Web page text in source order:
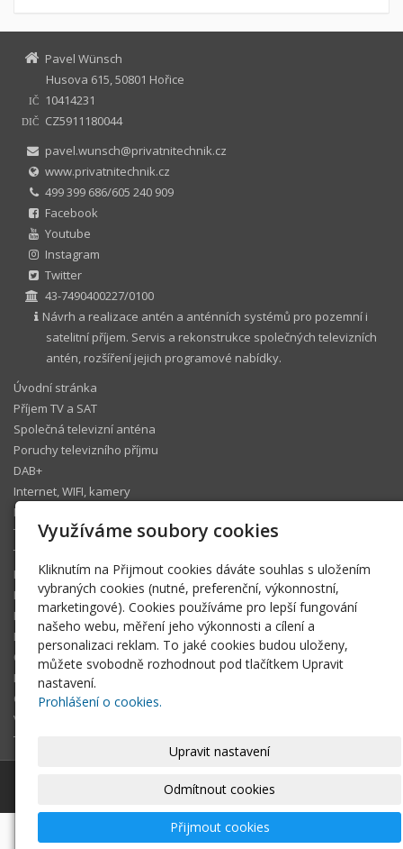
Pavel Wünsch
Husova 615, 50801 Hořice
IČ 10414231
DIČ
CZ5911180044
pavel.wunsch@privatnitechnik.cz
www.privatnitechnik.cz
499 399 686/605 240 909
Facebook
Youtube
Instagram
Twitter
43-7490400227/0100
Návrh a realizace antén a anténních systémů pro pozemní i
satelitní příjem. Servis a rekonstrukce společných televizních
antén, rozšíření jejich programové nabídky.
Úvodní stránka
Příjem TV a SAT
Společná televizní anténa
Poruchy televizního příjmu
DAB+
Internet, WIFI, kamery
IP telefonie
Televizní operátoři
Technický koutek
Ke stažení
Fotogalerie
Pomáhám
Blog
Členská sekce
FAQ
O tomto webu
Volné termíny
Technická podpora Šlágr Rádio
Pavel Wünsch - |Mapa webu
s AI,
Využíváme soubory cookies
Kliknutím na Přijmout cookies dáváte souhlas s uložením
vybraných cookies (nutné, preferenční, výkonnostní,
marketingové). Cookies používáme pro lepší fungování
našeho webu, měření jeho výkonnosti a cílení a
personalizaci reklam. To jaké cookies budou uloženy,
můžete svobodně rozhodnout pod tlačítkem Upravit
nastavení.
Prohlášení o cookies.
Upravit nastavení
Odmítnout cookies
Přijmout cookies